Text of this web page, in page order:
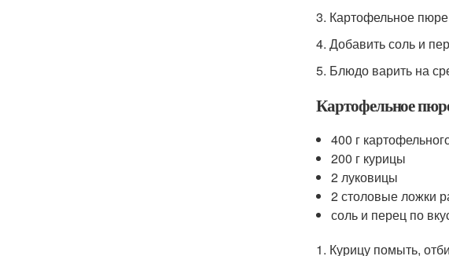
3. Картофельное
4. Добавить соль и
5. Блюдо варить на
Картофельное
400 г
200 г курицы
2 луковицы
2 столовые ложки
соль и перец по
1. Курицу помыть,